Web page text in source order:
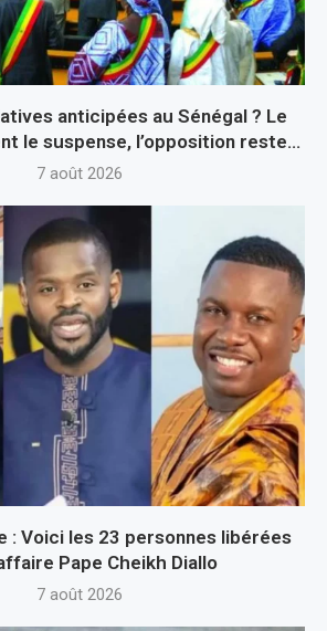
anticipées au Sénégal ? Le
le suspense, l’opposition reste...
7 août 2026
: Voici les 23 personnes libérées
Pape Cheikh Diallo
7 août 2026